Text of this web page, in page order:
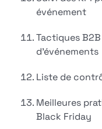
événement
Tactiques
d'événements
Liste de
Meilleures
Black Friday